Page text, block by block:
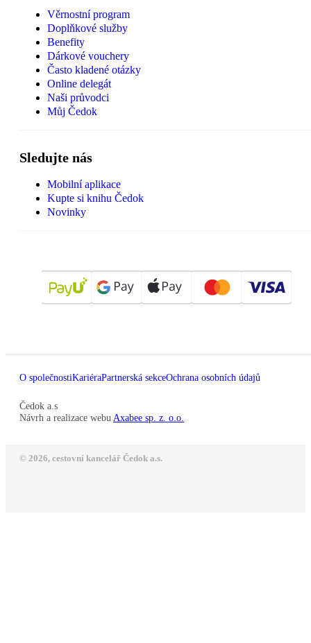
Věrnostní program
Doplňkové služby
Benefity
Dárkové vouchery
Často kladené otázky
Online delegát
Naši průvodci
Můj Čedok
Sledujte nás
Mobilní aplikace
Kupte si knihu Čedok
Novinky
O společnostiKariéraPartnerská sekceOchrana osobních údajů
Čedok a.s
Návrh a realizace webu Axabee sp. z. o.o.
© 2026, cestovní kancelář Čedok a.s.